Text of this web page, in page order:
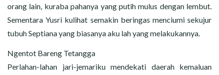
orang lain, kuraba pahanya yang putih mulus dengan lembut.
Sementara Yusri kulihat semakin beringas menciumi sekujur
tubuh Septiana yang biasanya aku lah yang melakukannya.
Ngentot Bareng Tetangga
Perlahan-lahan jari-jemariku mendekati daerah kemaluan